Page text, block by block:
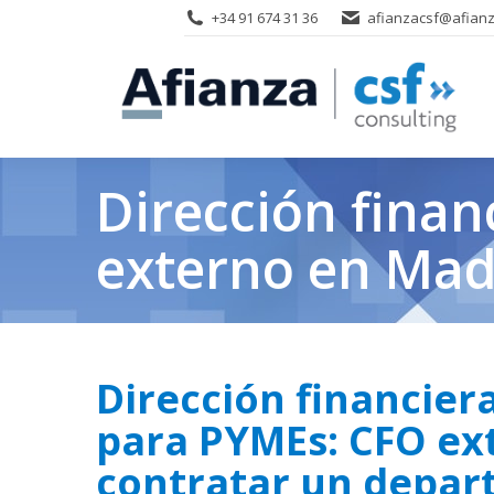
+34 91 674 31 36
Dirección
externo en
Dirección
para PYMEs: CFO
contratar un